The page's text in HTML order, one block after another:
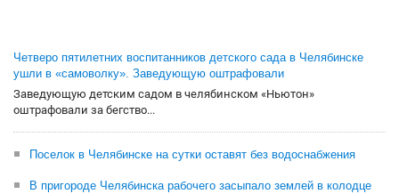
Четверо пятилетних воспитанников детского сада в Челябинске
ушли в «самоволку». Заведующую оштрафовали
Заведующую детским садом в челябинском «Ньютон»
оштрафовали за бегство...
Поселок в Челябинске на сутки оставят без водоснабжения
В пригороде Челябинска рабочего засыпало землей в колодце